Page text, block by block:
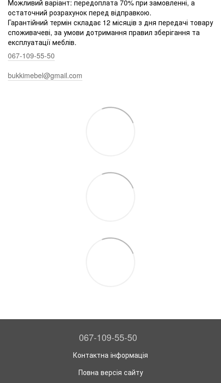
Можливий варіант: передоплата 70% при замовленні, а
остаточний розрахунок перед відправкою.
Гарантійний термін складає 12 місяців з дня передачі товару
споживачеві, за умови дотримання правил зберігання та
експлуатації меблів.
067-109-55-50
bukkimebel@gmail.com
067-109-55-50
Контактна інформація
Повна версія сайту